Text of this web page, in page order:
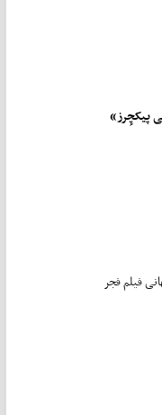
پیکچِرز»
فیلم فجر